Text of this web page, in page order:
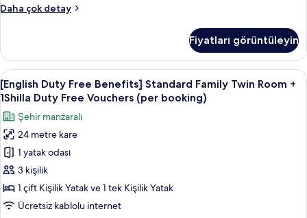
Free
booking)
için
tüm
fotoğrafları
görün
Daha çok detay
[English
Standard
Hollywood
Double
+
Duty
Free
Vouchers
(per
booking)
daha
fazla
Fiyatları görüntüleyin
[English
Duty
Free
Benefits]
Standard
Family
Twin
Room
+
Kaliteli yatak takımı, kuştüyü yorgan,
7
[English Duty Free Benefits] Standard Family Twin Room +
1Shilla Duty Free Vouchers (per booking)
Şehir manzaralı
24 metre kare
1 yatak odası
3 kişilik
1 çift Kişilik Yatak ve 1 tek Kişilik Yatak
Ücretsiz kablolu internet